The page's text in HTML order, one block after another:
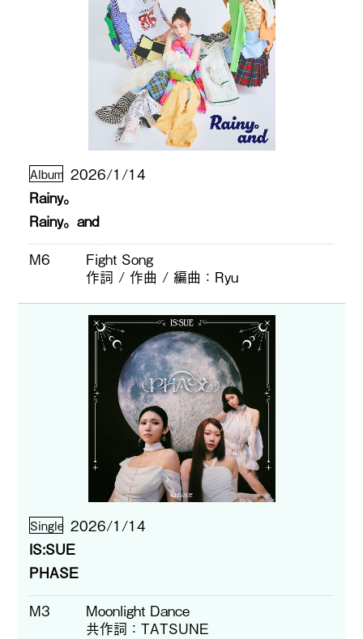
Album 2026/1/14
Rainy。
Rainy。and
M6
Fight Song
作詞 / 作曲 / 編曲
Ryu
Single 2026/1/14
IS:SUE
PHASE
M3
Moonlight Dance
共作詞
TATSUNE